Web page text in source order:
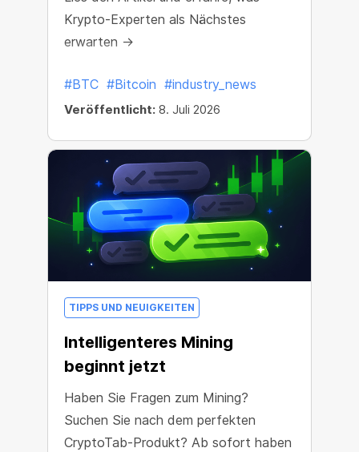
Krypto-Experten als Nächstes
erwarten →
#BTC #Bitcoin #industry_news
Veröffentlicht: 8. Juli 2026
TIPPS UND NEUIGKEITEN
Intelligenteres Mining
beginnt jetzt
Haben Sie Fragen zum Mining?
Suchen Sie nach dem perfekten
CryptoTab-Produkt? Ab sofort haben